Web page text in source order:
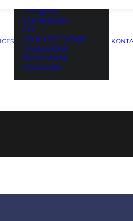
Fotografie
Branddesign
CGI
Corporate Design
Pressearbeit
Social Media
Fotostudio